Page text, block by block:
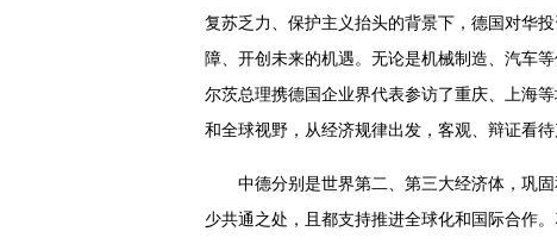
复苏乏力、保护主义抬头的背景下，德国对华
障、开创未来的机遇。无论是机械制造、汽车
尔茨总理携德国企业界代表参访了重庆、上海
和全球视野，从经济规律出发，客观、辩证看
中德分别是世界第二、第三大经济体，巩
少共通之处，且都支持推进全球化和国际合作